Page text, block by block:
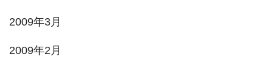
2009年3月
2009年2月